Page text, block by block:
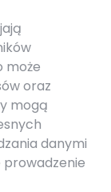
może
oraz
mogą
danymi